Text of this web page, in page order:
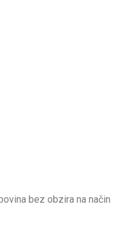
bez obzira na način